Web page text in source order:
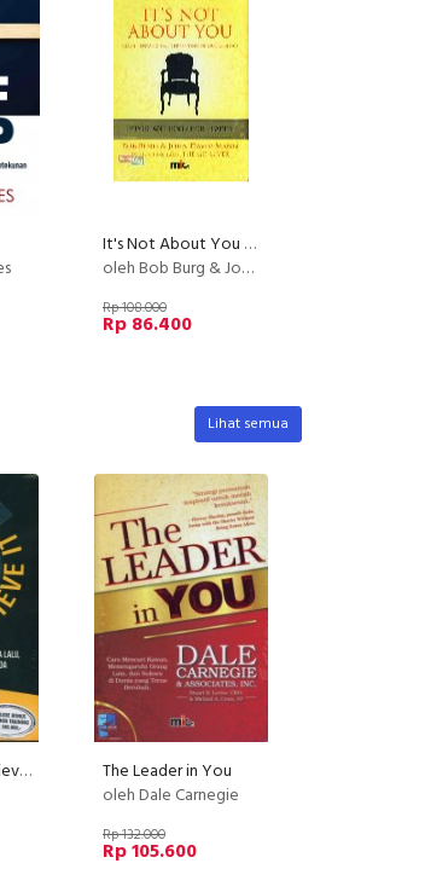
It's Not About You - Kisah Tentang Hal Terpenting Di Dunia Bisnis
oleh Bob Burg & John David Mann
Rp 108.000
Rp 86.400
Lihat semua
Believe It To Achieve It
The Leader in You
oleh Dale Carnegie
Rp 132.000
Rp 105.600